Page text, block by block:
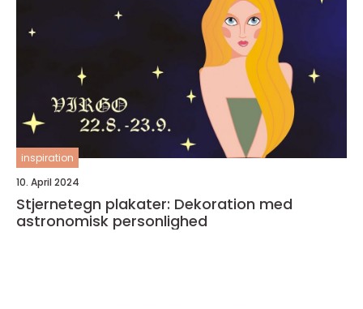
inspiration
10. April 2024
Stjernetegn plakater: Dekoration med
astronomisk personlighed